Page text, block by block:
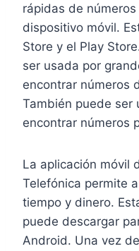
rápidas de
dispositivo móvil.
Store y el Play
ser usada por
encontrar números
También puede ser
encontrar números
La aplicación móvil
Telefónica permite
tiempo y dinero.
puede descargar
Android. Una vez